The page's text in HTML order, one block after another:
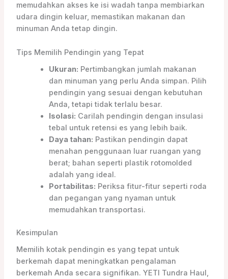
memudahkan akses ke isi wadah tanpa membiarkan
udara dingin keluar, memastikan makanan dan
minuman Anda tetap dingin.
Tips Memilih Pendingin yang Tepat
Ukuran: Pertimbangkan jumlah makanan
dan minuman yang perlu Anda simpan. Pilih
pendingin yang sesuai dengan kebutuhan
Anda, tetapi tidak terlalu besar.
Isolasi: Carilah pendingin dengan insulasi
tebal untuk retensi es yang lebih baik.
Daya tahan: Pastikan pendingin dapat
menahan penggunaan luar ruangan yang
berat; bahan seperti plastik rotomolded
adalah yang ideal.
Portabilitas: Periksa fitur-fitur seperti roda
dan pegangan yang nyaman untuk
memudahkan transportasi.
Kesimpulan
Memilih kotak pendingin es yang tepat untuk
berkemah dapat meningkatkan pengalaman
berkemah Anda secara signifikan. YETI Tundra Haul,